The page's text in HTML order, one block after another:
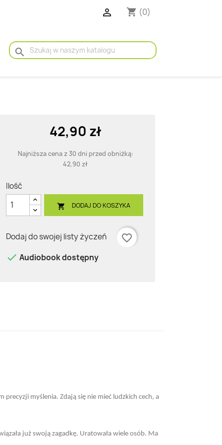
 shopping_cart (0)
search
42,90 zł
Najniższa cena z 30 dni przed obniżką:
42,90 zł
Ilość
 DODAJ DO KOSZYKA
Dodaj do swojej listy życzeń
favorite_border
 Audiobook dostępny
myślenia. Zdają się nie mieć ludzkich cech, a
już swoją zagadkę. Uratowała wiele osób. Ma